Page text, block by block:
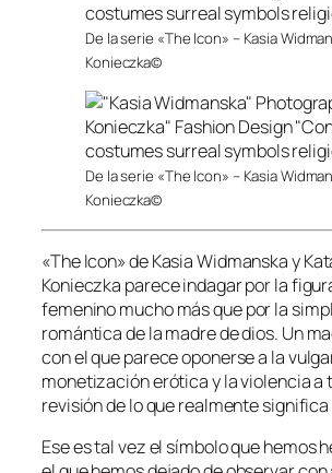
De la serie «The Icon» – Kasia
Konieczka©
De la serie «The Icon» – Kasia
Konieczka©
«The Icon» de Kasia Widmanska y
Konieczka parece indagar por la
femenino mucho más que por la
romántica de la madre de dios. Un
con el que parece oponerse a la
monetización erótica y la violencia a
revisión de lo que realmente significa
Ese es tal vez el símbolo que hemos